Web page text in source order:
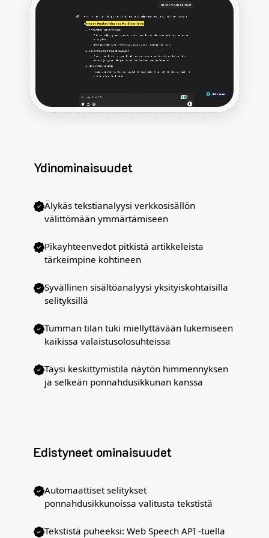
Ydinominaisuudet
Älykäs tekstianalyysi verkkosisällön
välittömään ymmärtämiseen
Pikayhteenvedot pitkistä artikkeleista
tärkeimpine kohtineen
Syvällinen sisältöanalyysi yksityiskohtaisilla
selityksillä
Tumman tilan tuki miellyttävään lukemiseen
kaikissa valaistusolosuhteissa
Täysi keskittymistila näytön himmennyksen
ja selkeän ponnahdusikkunan kanssa
Edistyneet ominaisuudet
Automaattiset selitykset
ponnahdusikkunoissa valitusta tekstistä
Tekstistä puheeksi: Web Speech API -tuella